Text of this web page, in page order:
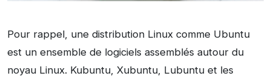
Pour rappel, une distribution Linux comme Ubuntu
est un ensemble de logiciels assemblés autour du
noyau Linux. Kubuntu, Xubuntu, Lubuntu et les